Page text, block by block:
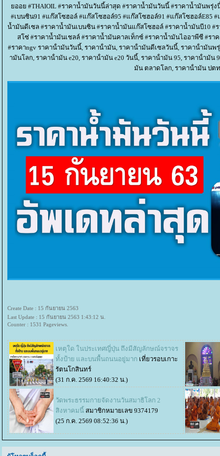
ออย #THAIOIL #ราคาน้ำมันวันนี้ล่าสุด #ราคาน้ำมันวันนี้ #ราคาน้ำมันพรุ่ง
#เบนซิน91 #แก๊สโซฮอล์ #แก๊สโซฮอล์95 #แก๊สโซฮอล์91 #แก๊สโซฮอล์E85
น้ำมันดีเซล #ราคาน้ำมันเบนซิน #ราคาน้ำมันแก๊สโซฮอล์ #ราคาน้ำมันบี10 #
สโซ่ #ราคาน้ำมันเชลล์ #ราคาน้ำมันคาลเท็กซ์ #ราคาน้ำมันไออาพีซี #ร
#ราคาngv ราคาน้ํามันวันนี้, ราคาน้ํามัน, ราคาน้ํามันดีเซลวันนี้, ราคาน้ํามัน
ามันโลก, ราคาน้ํามัน e20, ราคาน้ํามัน e20 วันนี้, ราคาน้ํามัน 95, ราคาน้ํามัน
มัน ตลาดโลก, ราคาน้ํามัน ปต
Create Date : 15 กันยายน 2563
Last Update : 15 กันยายน 2563 1:43:12 น.
Counter : 1531 Pageviews.
เหตุใด ในประเทศญี่ปุ่น ถึงมีสัญลักษณ์จราจร
ทั้งป้าย และบนพื้นถนนอยู่มาก เที่ยวรอบเกาะ
รัตนโกสินทร์
(31 ก.ค. 2569 16:40:32 น.)
วัดพระธรรมกายจัดงานวันสมาธิโลก 2
สิงหาคมนี้ สมาชิกหมายเลข 9374179
(25 ก.ค. 2569 08:52:36 น.)